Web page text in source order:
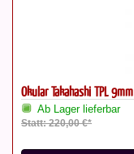
Okular Takahashi TPL 9mm
Ab Lager lieferbar
Statt: 220,00 €*